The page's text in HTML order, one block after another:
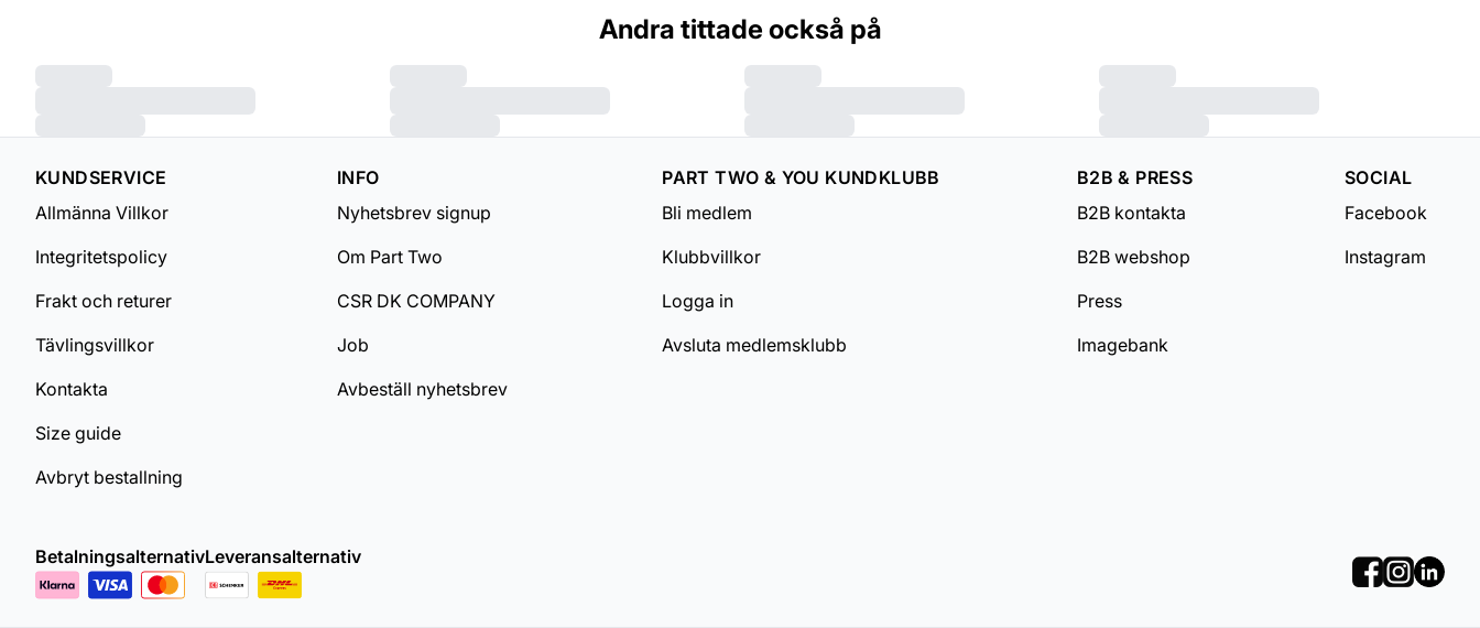
Andra tittade också på
KUNDSERVICE
Allmänna Villkor
Integritetspolicy
Frakt och returer
Tävlingsvillkor
Kontakta
Size guide
Avbryt bestallning
INFO
Nyhetsbrev signup
Om Part Two
CSR DK COMPANY
Job
Avbeställ nyhetsbrev
PART TWO & YOU KUNDKLUBB
Bli medlem
Klubbvillkor
Logga in
Avsluta medlemsklubb
B2B & PRESS
B2B kontakta
B2B webshop
Press
Imagebank
SOCIAL
Facebook
Instagram
BetalningsalternativLeveransalternativ